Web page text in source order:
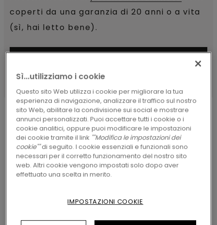
coperti da una garanzia di 20 anni o a vita
(sì, hai letto bene).
SCOPRI I MODELLI DI LAMINATO
LAMINATO CAMERA DA LETTO
Sì...utilizziamo i cookie
Questo sito Web utilizza i cookie per migliorare la tua
esperienza di navigazione, analizzare il traffico sul nostro
sito Web, abilitare la condivisione sui social e mostrare
annunci personalizzati. Puoi accettare tutti i cookie o i
cookie analitici, oppure puoi modificare le impostazioni
dei cookie tramite il link ""Modifica le impostazioni dei
cookie""di seguito. I cookie essenziali e funzionali sono
necessari per il corretto funzionamento del nostro sito
web. Altri cookie vengono impostati solo dopo aver
effettuato una scelta in merito.
IMPOSTAZIONI COOKIE